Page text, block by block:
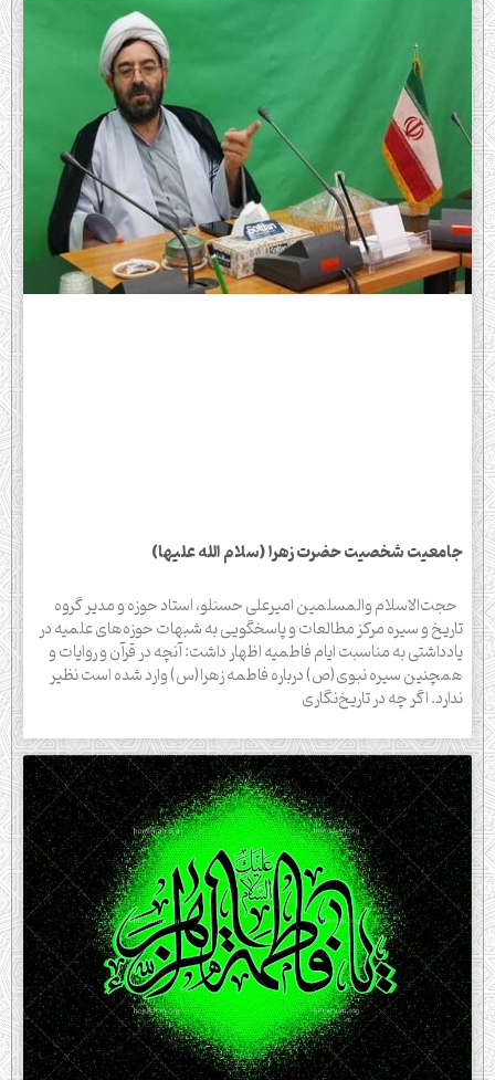
جامعیت شخصیت حضرت زهرا (سلام الله علیها)
حجت‌الاسلام والمسلمین امیرعلی حسنلو، استاد حوزه و مدیر گروه
تاریخ و سیره مرکز مطالعات و پاسخگویی به شبهات حوزه‌های علمیه در
یادداشتی به مناسبت ایام فاطمیه اظهار داشت: آنچه در قرآن و روایات و
همچنین سیره نبوی(ص) درباره فاطمه زهرا(س) وارد شده است نظیر
ندارد. اگر چه در تاریخ‌نگاری